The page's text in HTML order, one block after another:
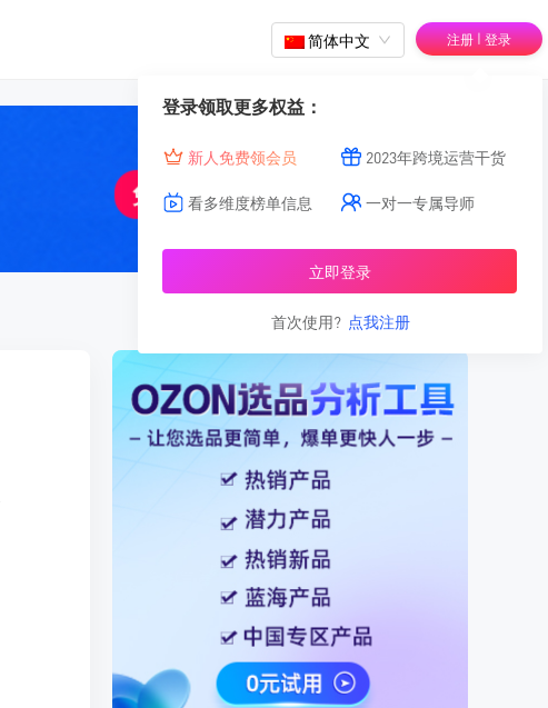
简体中文 注册 | 登录
登录领取更多权益：
新人免费领会员 2023年跨境运营干货
看多维度榜单信息 一对一专属导师
立即登录
首次使用? 点我注册